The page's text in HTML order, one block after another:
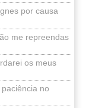
por causa
me repreendas
os meus
no